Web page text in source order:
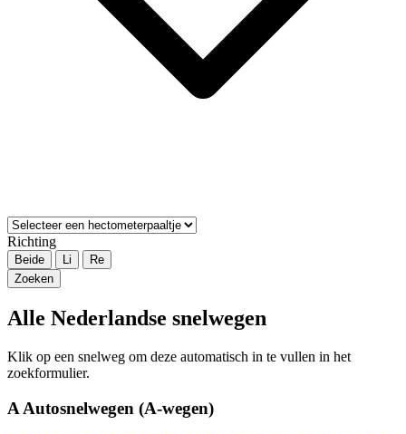
Richting
Beide Li
Re
Zoeken
Alle Nederlandse snelwegen
Klik op een snelweg om deze automatisch in te vullen in het
zoekformulier.
A Autosnelwegen (A-wegen)